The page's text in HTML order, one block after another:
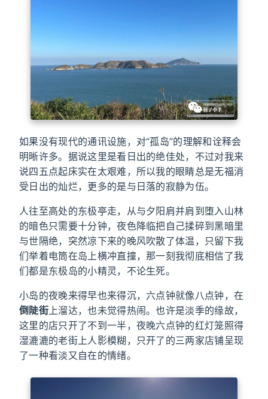
如果没有现代的通讯设施，对“孤岛”的理解和诠释会
明晰许多。据说这里是看日出的绝佳处，不过对我来
说四五点起床实在太艰难，所以我的眼睛总是无福消
受日出的灿烂，更多的是与日落的寂静为伍。
人往至高处的东极亭走，从与夕阳肩并肩到堕入山林
的暗色只需要十分钟，夜色降临把自己揉碎到黑暗里
与世隔绝，突然凉下来的晚风吹散了体温，只留下我
们举着电筒在岛上横冲直撞，那一刻我彻底相信了我
们都是东极岛的小精灵，不论生死。
小岛的夜晚来得早也来得沉，六点钟就像八点钟，在
倒陡街上溜达，也未觉得热闹。也许是淡季的缘故，
这里的店只开了不到一半，夜晚六点钟的红灯笼照得
湿漉漉的老街上人影模糊，只开了的三两家店铺呈现
了一种看淡又自在的情绪。